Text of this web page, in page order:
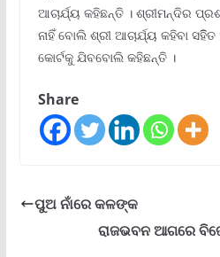
ଆଚାର୍ଯ୍ୟ କହିଛନ୍ତି । ଶ୍ରୀମନ୍ଦିର
ନାହିଁ ବୋଲି ଶ୍ରୀ ଆଚାର୍ଯ୍ୟ କହିବା
କୋର୍ଟକୁ ଯିବବୋଲି କହିଛନ୍ତି ।
Share
ପୁଅ ନାଁରେ କଳଙ୍କ
ରାଜଭବନ ଆଗରେ